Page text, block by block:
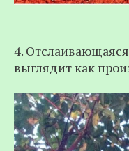
4.
выглядит как